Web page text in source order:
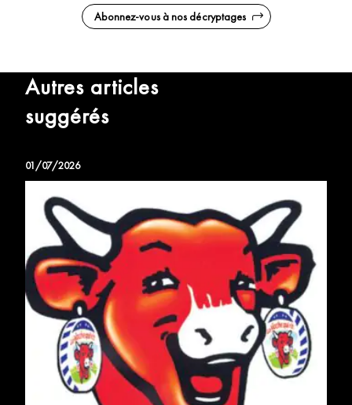
Abonnez-vous à nos décryptages
Autres articles
suggérés
01/07/2026